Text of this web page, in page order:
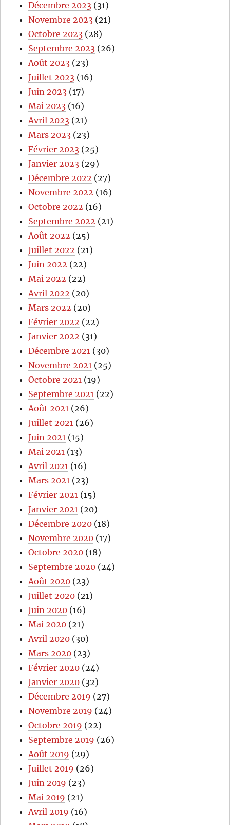
Décembre 2023 (31)
Novembre 2023 (21)
Octobre 2023 (28)
Septembre 2023 (26)
Août 2023 (23)
Juillet 2023 (16)
Juin 2023 (17)
Mai 2023 (16)
Avril 2023 (21)
Mars 2023 (23)
Février 2023 (25)
Janvier 2023 (29)
Décembre 2022 (27)
Novembre 2022 (16)
Octobre 2022 (16)
Septembre 2022 (21)
Août 2022 (25)
Juillet 2022 (21)
Juin 2022 (22)
Mai 2022 (22)
Avril 2022 (20)
Mars 2022 (20)
Février 2022 (22)
Janvier 2022 (31)
Décembre 2021 (30)
Novembre 2021 (25)
Octobre 2021 (19)
Septembre 2021 (22)
Août 2021 (26)
Juillet 2021 (26)
Juin 2021 (15)
Mai 2021 (13)
Avril 2021 (16)
Mars 2021 (23)
Février 2021 (15)
Janvier 2021 (20)
Décembre 2020 (18)
Novembre 2020 (17)
Octobre 2020 (18)
Septembre 2020 (24)
Août 2020 (23)
Juillet 2020 (21)
Juin 2020 (16)
Mai 2020 (21)
Avril 2020 (30)
Mars 2020 (23)
Février 2020 (24)
Janvier 2020 (32)
Décembre 2019 (27)
Novembre 2019 (24)
Octobre 2019 (22)
Septembre 2019 (26)
Août 2019 (29)
Juillet 2019 (26)
Juin 2019 (23)
Mai 2019 (21)
Avril 2019 (16)